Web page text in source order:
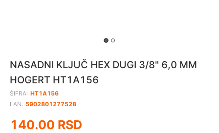
NASADNI KLJUČ HEX DUGI 3/8" 6,0 MM
HOGERT HT1A156
ŠIFRA: HT1A156
EAN: 5902801277528
140.00 RSD